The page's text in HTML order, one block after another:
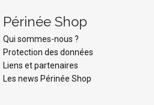
Périnée Shop
Qui sommes-nous ?
Protection des données
Liens et partenaires
Les news Périnée Shop